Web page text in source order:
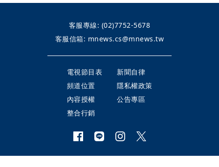
客服專線: (02)7752-5678
客服信箱: mnews.cs@mnews.tw
電視節目表
新聞自律
頻道位置
隱私權政策
內容授權
公告專區
整合行銷